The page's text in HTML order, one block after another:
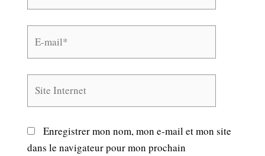
mail*
Internet
Enregistrer mon nom, mon e-mail et mon site
dans le navigateur pour mon prochain